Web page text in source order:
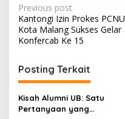
P
o
s
t
n
a
v
Previous post
Kantongi Izin Prokes PCNU
Kota Malang Sukses Gelar
Konfercab Ke 15
Posting Terkait
Kisah Alumni UB: Satu
Pertanyaan yang